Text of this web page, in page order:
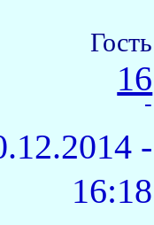
Гость
16
-
-
16:18